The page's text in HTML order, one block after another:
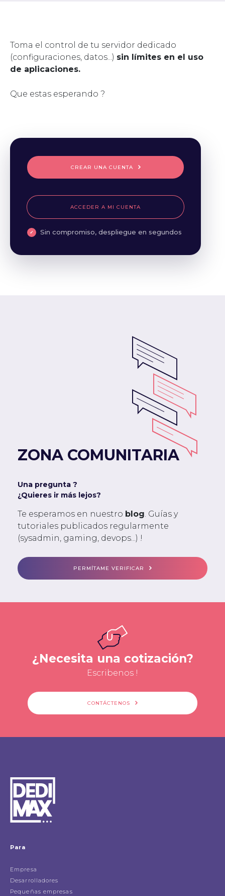
Toma el control de tu servidor dedicado
(configuraciones, datos...) sin límites en el uso
de aplicaciones.
Que estas esperando ?
CREAR UNA CUENTA
ACCEDER A MI CUENTA
Sin compromiso, despliegue en segundos
ZONA COMUNITARIA
Una pregunta ?
¿Quieres ir más lejos?
Te esperamos en nuestro blog . Guías y
tutoriales publicados regularmente
(sysadmin, gaming, devops...) !
PERMÍTAME VERIFICAR
¿Necesita una cotización?
Escribenos !
CONTÁCTENOS
Para
Empresa
Desarrolladores
Pequeñas empresas